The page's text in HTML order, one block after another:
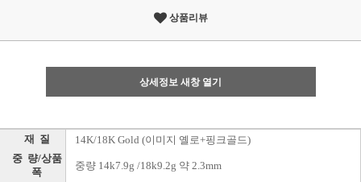
상품리뷰
상세정보 새창 열기
재 질 14K/18K Gold (이미지 옐로+핑크골드)
중 량/상품
폭
중량 14k7.9g /18k9.2g 약 2.3mm